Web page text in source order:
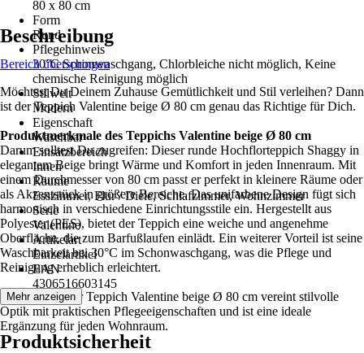
80 x 80 cm
Form
Rund
Pflegehinweis
30°C Schonwaschgang, Chlorbleiche nicht möglich, Keine
chemische Reinigung möglich
Stilwelt
Modern
Eigenschaft
Waschbar
Einsatzbereich
Innen
Räume
Esszimmer, Flur / Diele, Schlafzimmer, Wohnzimmer
Serie
Valentine
Artikelart
Einzelartikel
EAN
4306516603145
Beschreibung
Bereich überspringen
Möchtest Du Deinem Zuhause Gemütlichkeit und Stil verleihen? Dann
ist der Teppich Valentine beige Ø 80 cm genau das Richtige für Dich.
Produktmerkmale des Teppichs Valentine beige Ø 80 cm
Darum solltest Du zugreifen: Dieser runde Hochflorteppich Shaggy in
elegantem Beige bringt Wärme und Komfort in jeden Innenraum. Mit
einem Durchmesser von 80 cm passt er perfekt in kleinere Räume oder
als Akzentstück in größere Bereiche. Das unifarbene Design fügt sich
harmonisch in verschiedene Einrichtungsstile ein. Hergestellt aus
Polyester (PES), bietet der Teppich eine weiche und angenehme
Oberfläche, die zum Barfußlaufen einlädt. Ein weiterer Vorteil ist seine
Waschbarkeit bei 30°C im Schonwaschgang, was die Pflege und
Reinigung erheblich erleichtert.
Festgezurrt: Der Teppich Valentine beige Ø 80 cm vereint stilvolle
Optik mit praktischen Pflegeeigenschaften und ist eine ideale
Ergänzung für jeden Wohnraum.
Mehr anzeigen
Produktsicherheit